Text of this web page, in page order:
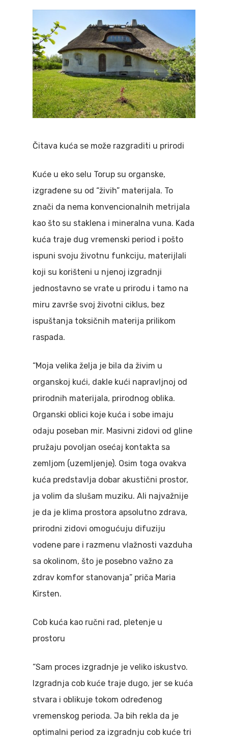
Čitava kuća se može razgraditi u prirodi
Kuće u eko selu Torup su organske,
izgrađene su od “živih” materijala. To
znači da nema konvencionalnih metrijala
kao što su staklena i mineralna vuna. Kada
kuća traje dug vremenski period i pošto
ispuni svoju životnu funkciju, materijlali
koji su korišteni u njenoj izgradnji
jednostavno se vrate u prirodu i tamo na
miru završe svoj životni ciklus, bez
ispuštanja toksičnih materija prilikom
raspada.
“Moja velika želja je bila da živim u
organskoj kući, dakle kući napravljnoj od
prirodnih materijala, prirodnog oblika.
Organski oblici koje kuća i sobe imaju
odaju poseban mir. Masivni zidovi od gline
pružaju povoljan osećaj kontakta sa
zemljom (uzemljenje). Osim toga ovakva
kuća predstavlja dobar akustični prostor,
ja volim da slušam muziku. Ali najvažnije
je da je klima prostora apsolutno zdrava,
prirodni zidovi omogućuju difuziju
vodene pare i razmenu vlažnosti vazduha
sa okolinom, što je posebno važno za
zdrav komfor stanovanja” priča Maria
Kirsten.
Cob kuća kao ručni rad, pletenje u
prostoru
“Sam proces izgradnje je veliko iskustvo.
Izgradnja cob kuće traje dugo, jer se kuća
stvara i oblikuje tokom određenog
vremenskog perioda. Ja bih rekla da je
optimalni period za izgradnju cob kuće tri